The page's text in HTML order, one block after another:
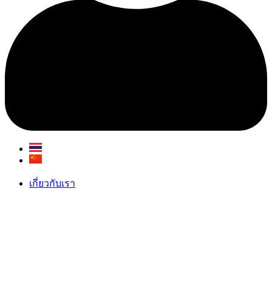
เกี่ยวกับเรา